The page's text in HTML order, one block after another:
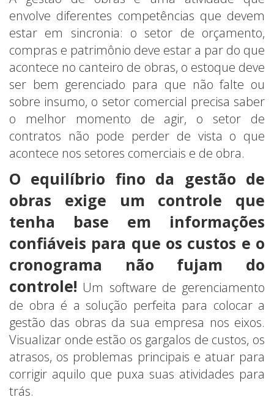
envolve diferentes competências que devem
estar em sincronia: o setor de orçamento,
compras e patrimônio deve estar a par do que
acontece no canteiro de obras, o estoque deve
ser bem gerenciado para que não falte ou
sobre insumo, o setor comercial precisa saber
o melhor momento de agir, o setor de
contratos não pode perder de vista o que
acontece nos setores comerciais e de obra.
O equilíbrio fino da gestão de
obras exige um controle que
tenha base em informações
confiáveis para que os custos e o
cronograma não fujam do
controle! Um software de gerenciamento
de obra é a solução perfeita para colocar a
gestão das obras da sua empresa nos eixos.
Visualizar onde estão os gargalos de custos, os
atrasos, os problemas principais e atuar para
corrigir aquilo que puxa suas atividades para
trás.